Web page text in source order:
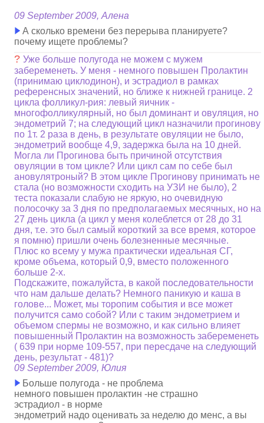
09 September 2009, Алена
А сколько времени без перерыва планируете?
почему ищете проблемы?
?Уже больше полугода не можем с мужем
забеременеть. У меня - немного повышен Пролактин
(принимаю циклодинон), и эстрадиол в рамках
референсных значений, но ближе к нижней границе. 2
цикла фолликул-рия: левый яичник -
многофолликулярный, но был доминант и овуляция, но
эндометрий 7; на следующий цикл назначили прогинову
по 1т. 2 раза в день, в результате овуляции не было,
эндометрий вообще 4,9, задержка была на 10 дней.
Могла ли Прогинова быть причиной отсутствия
овуляции в том цикле? Или цикл сам по себе был
ановулятроный? В этом цикле Прогинову принимать не
стала (но возможности сходить на УЗИ не было), 2
теста показали слабую не яркую, но очевидную
полосочку за 3 дня по предполагаемых месячных, но на
27 день цикла (а цикл у меня колеблется от 28 до 31
дня, т.е. это был самый короткий за все время, которое
я помню) пришли очень болезненные месячные.
Плюс ко всему у мужа практически идеальная СГ,
кроме объема, который 0,9, вместо положенного
больше 2-х.
Подскажите, пожалуйста, в какой последовательности
что нам дальше делать? Немного паникую и каша в
голове... Может, мы торопим события и все может
получится само собой? Или с таким эндометрием и
объемом спермы не возможно, и как сильно влияет
повышенный Пролактин на возможность забеременеть
( 639 при норме 109-557, при пересдаче на следующий
день, результат - 481)?
09 September 2009, Юлия
Больше полугода - не проблема
немного повышен пролактин -не страшно
эстрадиол - в норме
эндометрий надо оценивать за неделю до менс, а вы